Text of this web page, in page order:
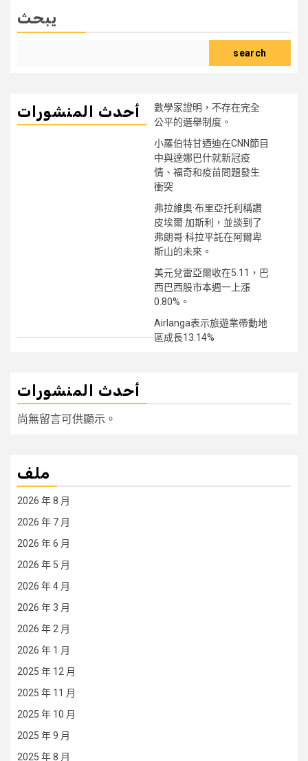
يبحث
search
أحدث المنشورات
數學家證明，不存在完全
公平的選舉制度。
小羅伯特甘迺迪在CNN節目
中與達娜巴什就新冠疫
情、福奇和疫苗問題發生
衝突
弗拉維奧·布里亞托利稱讚
皮埃爾·加斯利，並談到了
弗朗哥·科拉平託在阿爾卑
斯山的未來。
美元兌雷亞爾收在5.11，巴
西巴西股市本週一上漲
0.80%。
Airlanga表示旅遊業帶動地
區成長13.14%
أحدث المنشورات
尚無留言可供顯示。
ملف
2026 年 8 月
2026 年 7 月
2026 年 6 月
2026 年 5 月
2026 年 4 月
2026 年 3 月
2026 年 2 月
2026 年 1 月
2025 年 12 月
2025 年 11 月
2025 年 10 月
2025 年 9 月
2025 年 8 月